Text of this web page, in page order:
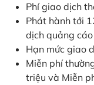
Phí giao dịch
Phát hành tới
dịch quảng
Hạn mức giao
Miễn phí
triệu và Miễn